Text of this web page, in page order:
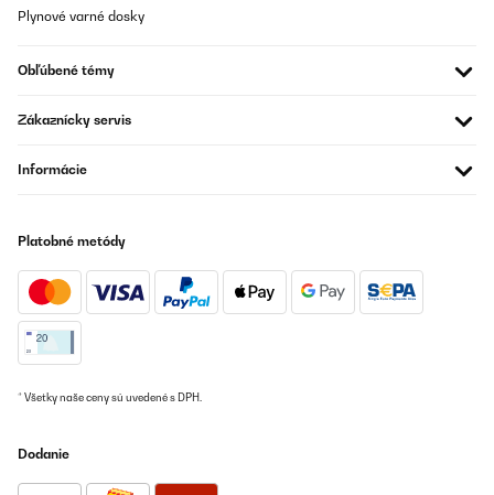
mobile phone. I did encounter one issue with the app: when I try
to change the mode through my phone, it doesn’t actually switch.
of accessories that allow you to secure an open window, which is
OVERENÁ KONTROLA
01/07/2025
halt leider auch nicht die leiseste aber sie muss ja auch kühlen
schlechten Empfehlung der Klimaanlage überhaupt nicht
nachvollziehen! Auch funktioniert die App absolut tadellos!
Amazon-Benutzer
Plynové varné dosky
Obľúbené témy
Zákaznícky servis
Informácie
Platobné metódy
* Všetky naše ceny sú uvedené s DPH.
Dodanie